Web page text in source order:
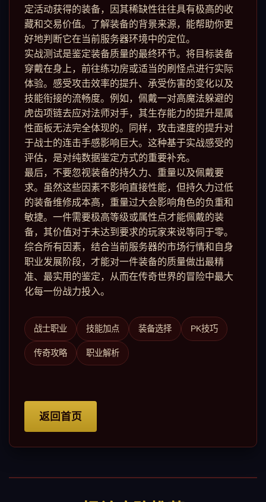
定活动获得的装备，因其稀缺性往往具有极高的收
藏和交易价值。了解装备的背景来源，能帮助你更
好地判断它在当前服务器环境中的定位。
实战测试是鉴定装备质量的最终环节。将目标装备
穿戴在身上，前往练功房或适当的刷怪点进行实际
体验。感受攻击效率的提升、承受伤害的变化以及
技能衔接的流畅度。例如，佩戴一对高魔法躲避的
虎齿项链去应对法师对手，其生存能力的提升是属
性面板无法完全体现的。同样，攻击速度的提升对
于战士的连击手感影响巨大。这种基于实战感受的
评估，是对纯数据鉴定方式的重要补充。
最后，不要忽视装备的持久力、重量以及佩戴要
求。虽然这些因素不影响直接性能，但持久力过低
的装备维修成本高，重量过大会影响角色的负重和
敏捷。一件需要极高等级或属性点才能佩戴的装
备，其价值对于未达到要求的玩家来说等同于零。
综合所有因素，结合当前服务器的市场行情和自身
职业发展阶段，才能对一件装备的质量做出最精
准、最实用的鉴定，从而在传奇世界的冒险中最大
化每一份战力投入。
战士职业 技能加点 装备选择 PK技巧
传奇攻略 职业解析
返回首页